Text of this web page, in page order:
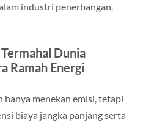
industri penerbangan.
Dunia
Ramah Energi
hanya menekan emisi, tetapi
biaya jangka panjang serta